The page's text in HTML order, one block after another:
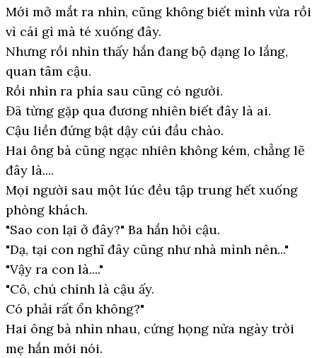
Mới mở mắt ra nhìn, cũng không biết mình vừa rồi
vì cái gì mà té xuống đây.
Nhưng rồi nhìn thấy hắn đang bộ dạng lo lắng,
quan tâm cậu.
Rồi nhìn ra phía sau cũng có người.
Đã từng gặp qua đương nhiên biết đây là ai.
Cậu liền đứng bật dậy cúi đầu chào.
Hai ông bà cũng ngạc nhiên không kém, chẳng lẽ
đây là....
Mọi người sau một lúc đều tập trung hết xuống
phòng khách.
"Sao con lại ở đây?" Ba hắn hỏi cậu.
"Dạ, tại con nghĩ đây cũng như nhà mình nên..."
"Vậy ra con là...."
"Cô, chú chính là cậu ấy.
Có phải rất ổn không?"
Hai ông bà nhìn nhau, cứng họng nửa ngày trời
mẹ hắn mới nói.